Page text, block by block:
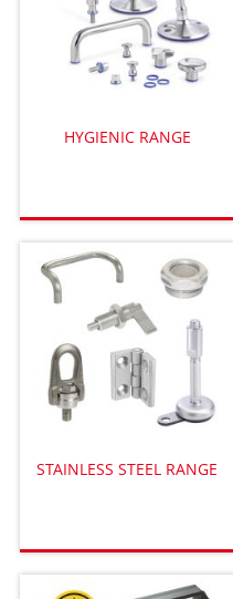
HYGIENIC RANGE
STAINLESS STEEL RANGE